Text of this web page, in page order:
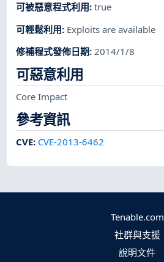
可被惡意程式利用:true
可輕鬆利用: Exploits are available
修補程式發佈日期: 2014/1/8
可惡意利用
Core Impact
參考資訊
CVE: CVE-2013-6462
Tenable.com
社群與支援
說明文件